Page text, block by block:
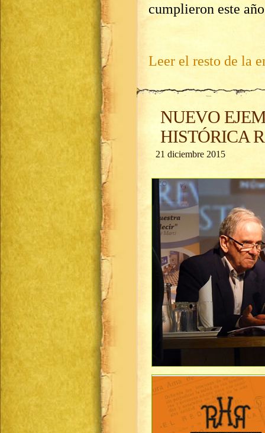
cumplieron este
Leer el resto de la
NUEVO
HISTÓRICA
21 diciembre 2015